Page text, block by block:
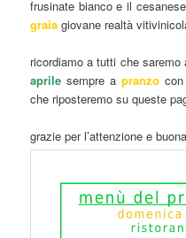
frusinate bianco e il
graia giovane realtà
ricordiamo a tutti che saremo
aprile sempre apranzo
che riposteremo su queste
grazie per l’attenzione e